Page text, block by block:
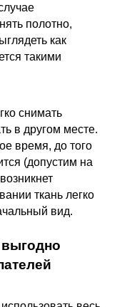
полотно,
как
такими
снимать
в другом месте.
время, до того
(допустим на
ткань легко
вид.
выгодно